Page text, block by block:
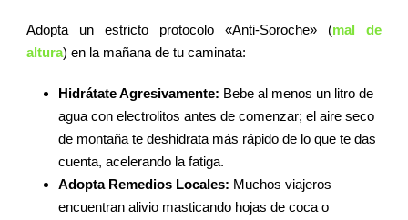
Adopta un estricto protocolo «Anti-Soroche» (mal de
altura) en la mañana de tu caminata:
Hidrátate Agresivamente: Bebe al menos un litro de
agua con electrolitos antes de comenzar; el aire seco
de montaña te deshidrata más rápido de lo que te das
cuenta, acelerando la fatiga.
Adopta Remedios Locales: Muchos viajeros
encuentran alivio masticando hojas de coca o